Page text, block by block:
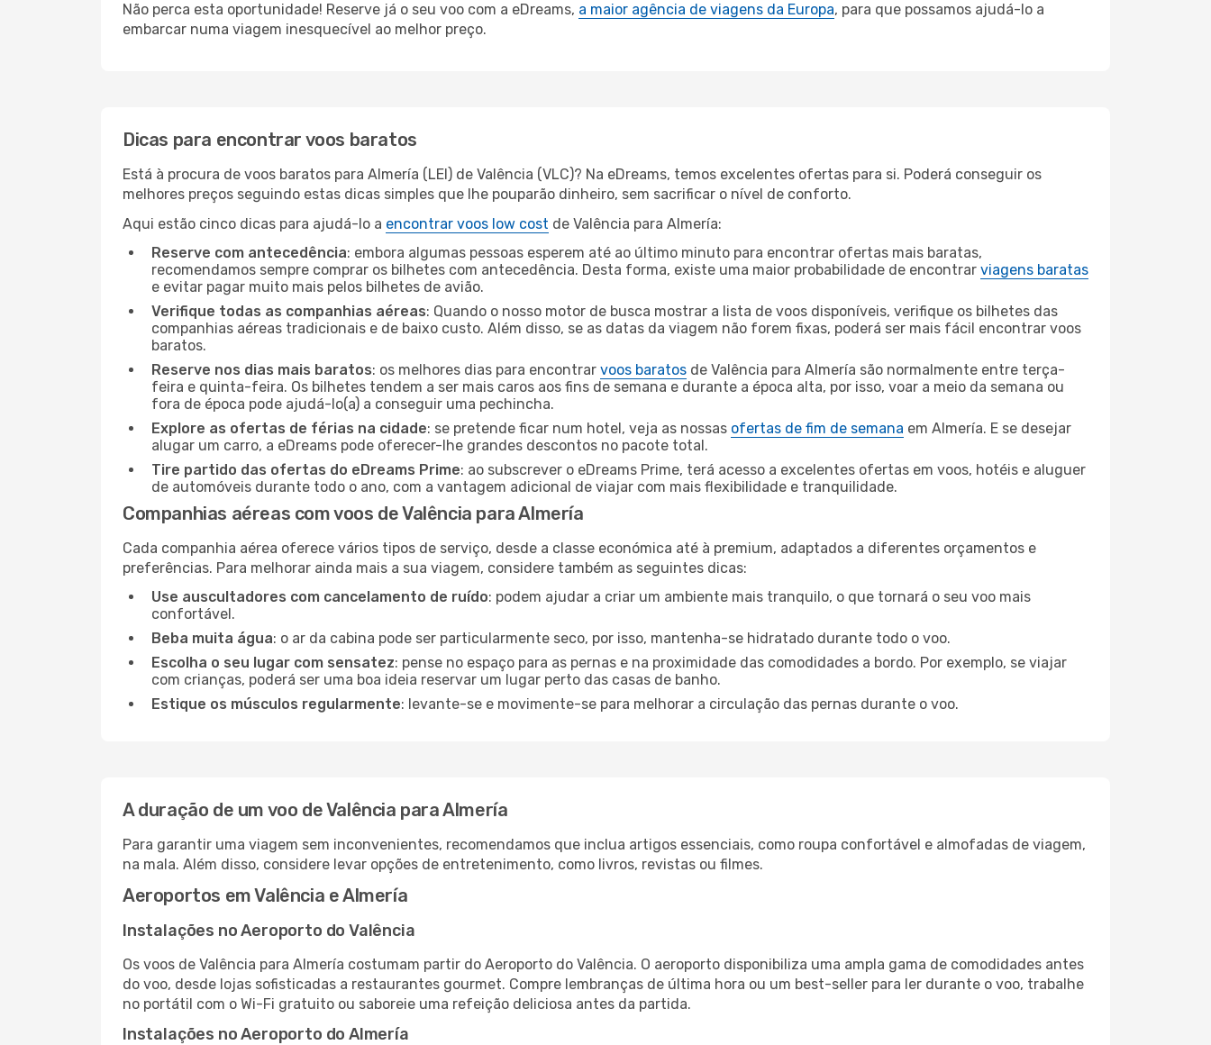
Não perca esta oportunidade! Reserve já o seu voo com a eDreams, a maior agência de viagens da Europa, para que possamos ajudá-lo a
embarcar numa viagem inesquecível ao melhor preço.
Dicas para encontrar voos baratos
Está à procura de voos baratos para Almería (LEI) de Valência (VLC)? Na eDreams, temos excelentes ofertas para si. Poderá conseguir os
melhores preços seguindo estas dicas simples que lhe pouparão dinheiro, sem sacrificar o nível de conforto.
Aqui estão cinco dicas para ajudá-lo a encontrar voos low cost de Valência para Almería:
Reserve com antecedência: embora algumas pessoas esperem até ao último minuto para encontrar ofertas mais baratas,
recomendamos sempre comprar os bilhetes com antecedência. Desta forma, existe uma maior probabilidade de encontrar viagens baratas
e evitar pagar muito mais pelos bilhetes de avião.
Verifique todas as companhias aéreas: Quando o nosso motor de busca mostrar a lista de voos disponíveis, verifique os bilhetes das
companhias aéreas tradicionais e de baixo custo. Além disso, se as datas da viagem não forem fixas, poderá ser mais fácil encontrar voos
baratos.
Reserve nos dias mais baratos: os melhores dias para encontrar voos baratos de Valência para Almería são normalmente entre terça-
feira e quinta-feira. Os bilhetes tendem a ser mais caros aos fins de semana e durante a época alta, por isso, voar a meio da semana ou
fora de época pode ajudá-lo(a) a conseguir uma pechincha.
Explore as ofertas de férias na cidade: se pretende ficar num hotel, veja as nossas ofertas de fim de semana em Almería. E se desejar
alugar um carro, a eDreams pode oferecer-lhe grandes descontos no pacote total.
Tire partido das ofertas do eDreams Prime: ao subscrever o eDreams Prime, terá acesso a excelentes ofertas em voos, hotéis e aluguer
de automóveis durante todo o ano, com a vantagem adicional de viajar com mais flexibilidade e tranquilidade.
Companhias aéreas com voos de Valência para Almería
Cada companhia aérea oferece vários tipos de serviço, desde a classe económica até à premium, adaptados a diferentes orçamentos e
preferências. Para melhorar ainda mais a sua viagem, considere também as seguintes dicas:
Use auscultadores com cancelamento de ruído: podem ajudar a criar um ambiente mais tranquilo, o que tornará o seu voo mais
confortável.
Beba muita água: o ar da cabina pode ser particularmente seco, por isso, mantenha-se hidratado durante todo o voo.
Escolha o seu lugar com sensatez: pense no espaço para as pernas e na proximidade das comodidades a bordo. Por exemplo, se viajar
com crianças, poderá ser uma boa ideia reservar um lugar perto das casas de banho.
Estique os músculos regularmente: levante-se e movimente-se para melhorar a circulação das pernas durante o voo.
A duração de um voo de Valência para Almería
Para garantir uma viagem sem inconvenientes, recomendamos que inclua artigos essenciais, como roupa confortável e almofadas de viagem,
na mala. Além disso, considere levar opções de entretenimento, como livros, revistas ou filmes.
Aeroportos em Valência e Almería
Instalações no Aeroporto do Valência
Os voos de Valência para Almería costumam partir do Aeroporto do Valência. O aeroporto disponibiliza uma ampla gama de comodidades antes
do voo, desde lojas sofisticadas a restaurantes gourmet. Compre lembranças de última hora ou um best-seller para ler durante o voo, trabalhe
no portátil com o Wi-Fi gratuito ou saboreie uma refeição deliciosa antes da partida.
Instalações no Aeroporto do Almería